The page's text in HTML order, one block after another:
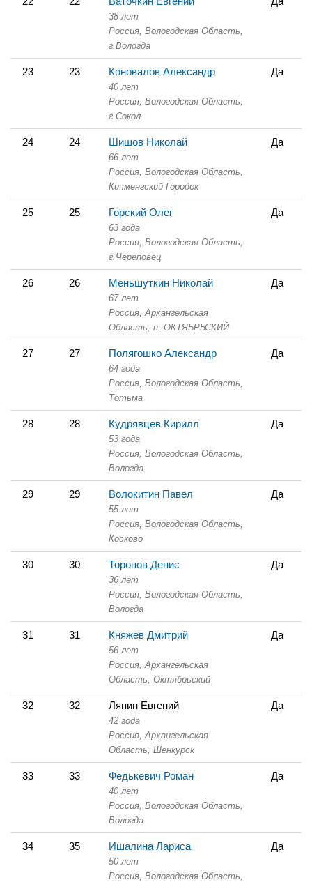
38 лет
Россия, Вологодская Область,
г.Вологда
23 23 Коновалов Александр
40 лет
Россия, Вологодская Область,
г.Сокол
Да
24 24 Шишов Николай
66 лет
Россия, Вологодская Область,
Кичменгский Городок
Да
25 25 Горский Олег
63 года
Россия, Вологодская Область,
г.Череповец
Да
26 26 Меньшуткин Николай
67 лет
Россия, Архангельская
Область, п. ОКТЯБРЬСКИЙ
Да
27 27 Полягошко Александр
64 года
Россия, Вологодская Область,
Тотьма
Да
28 28 Кудрявцев Кирилл
53 года
Россия, Вологодская Область,
Вологда
Да
29 29 Волокитин Павел
55 лет
Россия, Вологодская Область,
Косково
Да
30 30 Торопов Денис
36 лет
Россия, Вологодская Область,
Вологда
Да
31 31 Княжев Дмитрий
56 лет
Россия, Архангельская
Область, Октябрьский
Да
32 32 Ляпин Евгений
42 года
Россия, Архангельская
Область, Шенкурск
Да
33 33 Федькевич Роман
40 лет
Россия, Вологодская Область,
Вологда
Да
34 35 Ишалина Лариса
50 лет
Россия, Вологодская Область,
Да